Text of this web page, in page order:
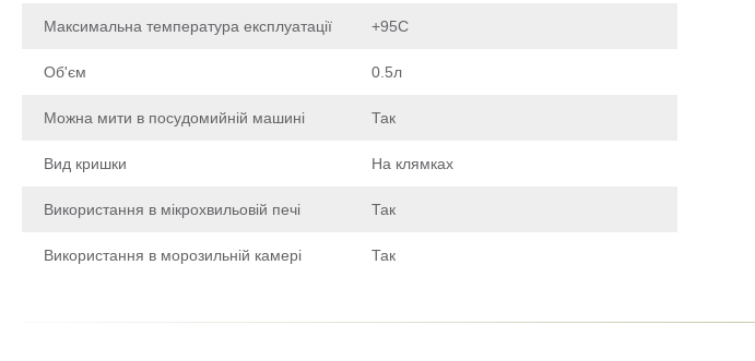
Максимальна температура експлуатації +95С
Об'єм 0.5л
Можна мити в посудомийній машині Так
Вид кришки На клямках
Використання в мікрохвильовій печі Так
Використання в морозильній камері
Так